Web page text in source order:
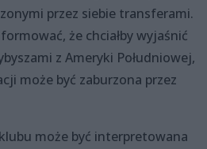
przez siebie transferami.
że chciałby wyjaśnić
z Ameryki Południowej,
może być zaburzona przez
może być interpretowana